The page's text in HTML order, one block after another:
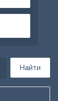
Найти